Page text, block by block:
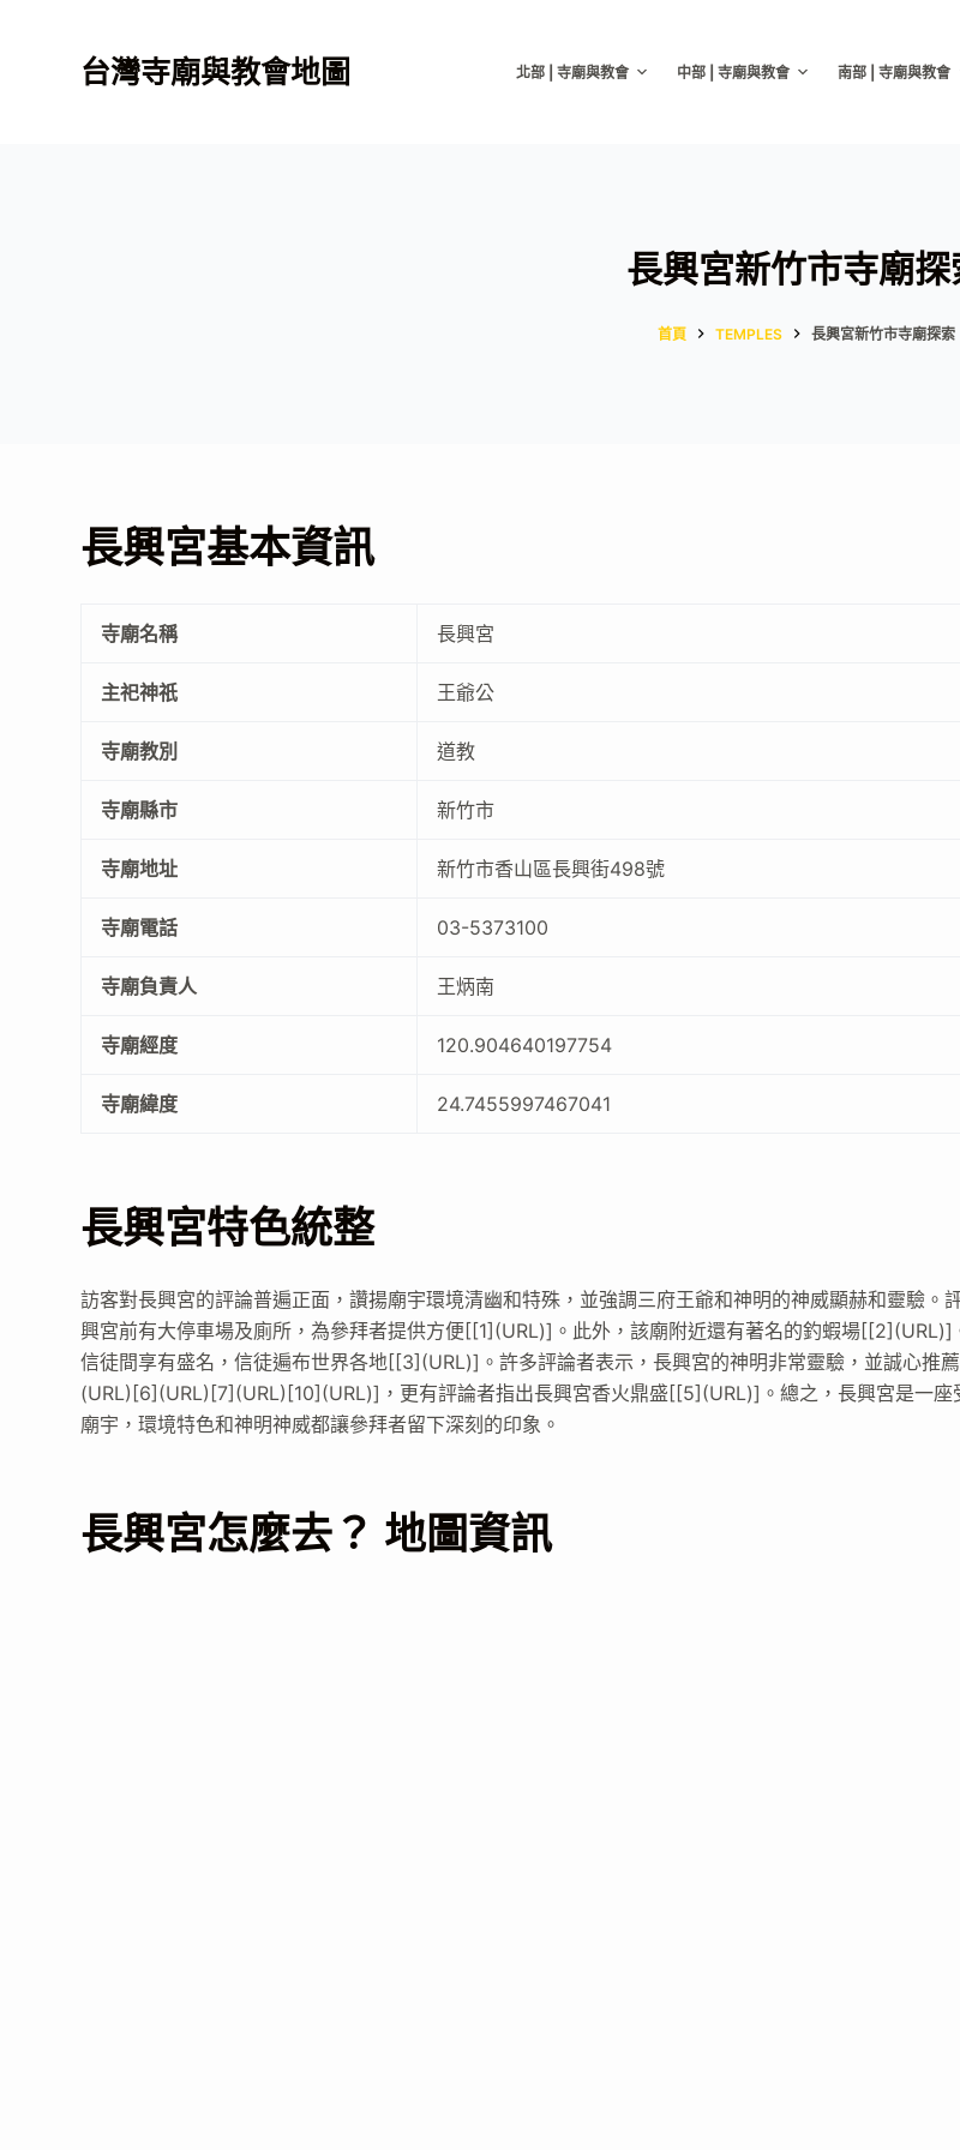
台灣寺廟與教會地圖 北部 | 寺廟與教會 中部 | 寺廟與教會 南部 | 寺廟與教會
長興宮新竹市寺廟探
首頁 TEMPLES 長興宮新竹市寺廟探索
長興宮基本資訊
寺廟名稱 長興宮
主祀神祇 王爺公
寺廟教別 道教
寺廟縣市 新竹市
寺廟地址 新竹市香山區長興街498號
寺廟電話 03-5373100
寺廟負責人 王炳南
寺廟經度 120.904640197754
寺廟緯度 24.7455997467041
長興宮特色統整
訪客對長興宮的評論普遍正面，讚揚廟宇環境清幽和特殊，並強調三府王爺和神明的神威顯赫和靈驗。
興宮前有大停車場及廁所，為參拜者提供方便[[1](URL)]。此外，該廟附近還有著名的釣蝦場[[2](URL)]
信徒間享有盛名，信徒遍布世界各地[[3](URL)]。許多評論者表示，長興宮的神明非常靈驗，並誠心推
(URL)[6](URL)[7](URL)[10](URL)]，更有評論者指出長興宮香火鼎盛[[5](URL)]。總之，長興宮是一座
廟宇，環境特色和神明神威都讓參拜者留下深刻的印象。
長興宮怎麼去？ 地圖資訊